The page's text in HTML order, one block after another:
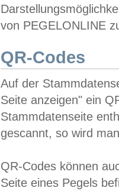
von PEGELONLINE
QR-Codes
Auf der
Seite anzeigen" ein
Stammdatenseite
gescannt, so wird
QR-Codes können
Seite eines Pegels